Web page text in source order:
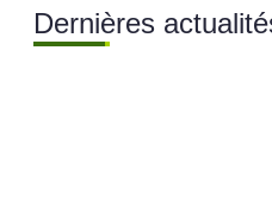
Dernières